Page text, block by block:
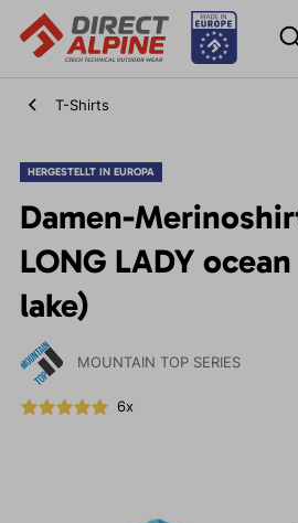
T-Shirts
HERGESTELLT IN EUROPA
Damen-
LONG LADY
lake)
MOUNTAIN TOP SERIES
6x